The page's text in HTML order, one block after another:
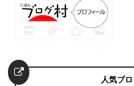
人気ブ